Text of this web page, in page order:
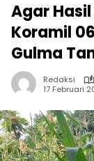
Agar
Koramil
Gulma
Redaksi
17 Februari